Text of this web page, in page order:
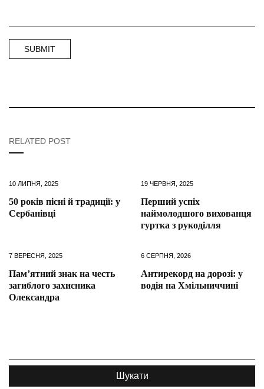
RELATED POST
10 ЛИПНЯ, 2025
50 років пісні й традиції: у
Сербанівці
19 ЧЕРВНЯ, 2025
Перший успіх
наймолодшого вихованця
гуртка з рукоділля
7 ВЕРЕСНЯ, 2025
Пам’ятний знак на честь
загиблого захисника
Олександра
6 СЕРПНЯ, 2026
Антирекорд на дорозі: у
водія на Хмільниччині